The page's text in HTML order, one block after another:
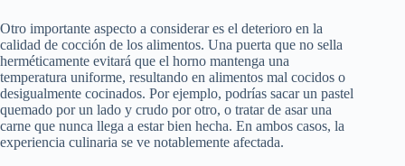
Otro importante aspecto a considerar es el deterioro en la
calidad de cocción de los alimentos. Una puerta que no sella
herméticamente evitará que el horno mantenga una
temperatura uniforme, resultando en alimentos mal cocidos o
desigualmente cocinados. Por ejemplo, podrías sacar un pastel
quemado por un lado y crudo por otro, o tratar de asar una
carne que nunca llega a estar bien hecha. En ambos casos, la
experiencia culinaria se ve notablemente afectada.